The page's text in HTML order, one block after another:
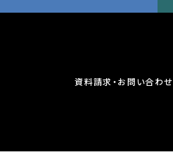
資料請求・お問い合わせ